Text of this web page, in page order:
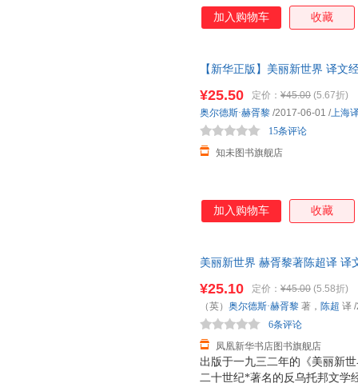
的《我们》并称为“反乌托邦”
这是一部寓言作品，展现了赫
《美丽新世界》这部寓言小说
类学知识，比较了现代社会与
方方面面，像人口过剩、宣传
言正在成为现实。
加入购物车 收藏
【新华正版】美丽新世界 译文
¥25.50 定价： ¥45.00 (5.67折)
知未图书旗舰店
15条评论
奥尔德斯·赫胥黎 /2017-06-01 /上海
加入购物车 收藏
美丽新世界 赫胥黎著陈超译 译
出版于一九三二年的《美丽新
二十世纪*著名的反乌托邦文学
¥25.10 定价： ¥45.00 (5.58折)
凤凰新华书店图书旗舰店
6条评论
（英） 奥尔德斯·赫胥黎 著， 陈超 译